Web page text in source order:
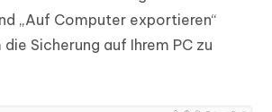
„Auf Computer exportieren“
Sicherung auf Ihrem PC zu